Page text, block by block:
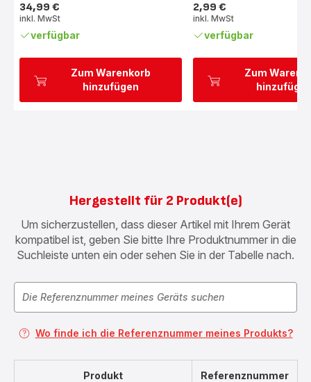
Zum Warenkorb
hinzufügen
Preis
34,99 €
inkl. MwSt
verfügbar
Zum
Preis
2,99 €
inkl. MwSt
verfügbar
Hergestellt für 2 Produkt(e)
Um sicherzustellen, dass dieser Artikel mit Ihrem Gerät
kompatibel ist, geben Sie bitte Ihre Produktnummer in die
Suchleiste unten ein oder sehen Sie in der Tabelle nach.
Wo finde ich die Referenznummer meines Produkts?
Produkt Referenznummer